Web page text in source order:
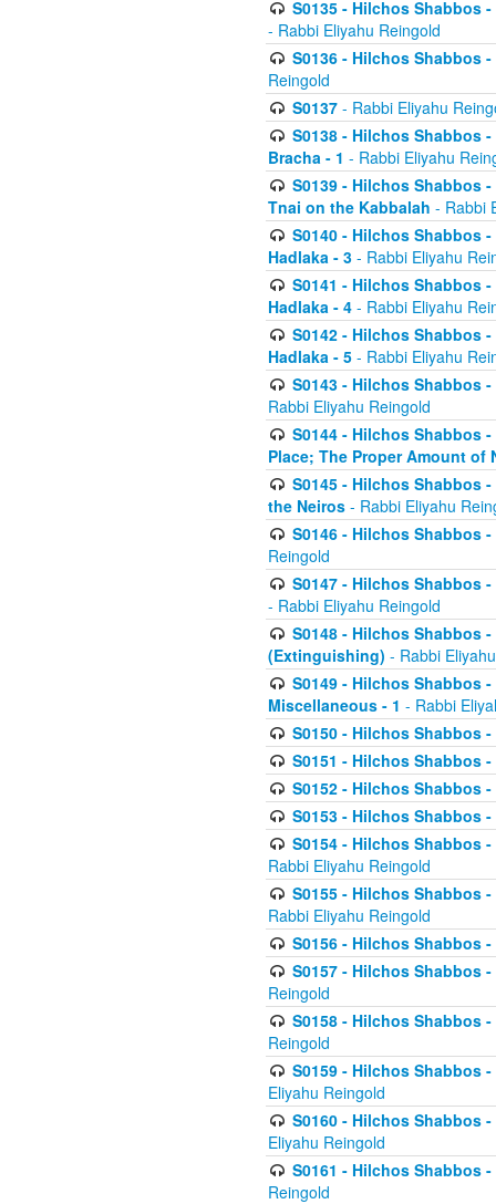
S0135 - Hilchos Shabbos
- Rabbi Eliyahu Reingold
S0136 - Hilchos Shabbos
Reingold
S0137- Rabbi Eliyahu
S0138 - Hilchos Shabbos
Bracha - 1 - Rabbi Eliyahu
S0139 - Hilchos Shabbos
Tnai on the Kabbalah - Rabbi
S0140 - Hilchos Shabbos
Hadlaka - 3 - Rabbi Eliyahu
S0141 - Hilchos Shabbos
Hadlaka - 4 - Rabbi Eliyahu
S0142 - Hilchos Shabbos
Hadlaka - 5 - Rabbi Eliyahu
S0143 - Hilchos Shabbos
Rabbi Eliyahu Reingold
S0144 - Hilchos Shabbos
Place; The Proper Amount of
S0145 - Hilchos Shabbos
the Neiros - Rabbi Eliyahu
S0146 - Hilchos Shabbos
Reingold
S0147 - Hilchos Shabbos
- Rabbi Eliyahu Reingold
S0148 - Hilchos Shabbos
(Extinguishing) - Rabbi
S0149 - Hilchos Shabbos
Miscellaneous - 1 - Rabbi
S0150 - Hilchos Shabbos
S0151 - Hilchos Shabbos
S0152 - Hilchos Shabbos
S0153 - Hilchos Shabbos
S0154 - Hilchos Shabbos
Rabbi Eliyahu Reingold
S0155 - Hilchos Shabbos
Rabbi Eliyahu Reingold
S0156 - Hilchos Shabbos
S0157 - Hilchos Shabbos
Reingold
S0158 - Hilchos Shabbos
Reingold
S0159 - Hilchos Shabbos
Eliyahu Reingold
S0160 - Hilchos Shabbos
Eliyahu Reingold
S0161 - Hilchos Shabbos
Reingold